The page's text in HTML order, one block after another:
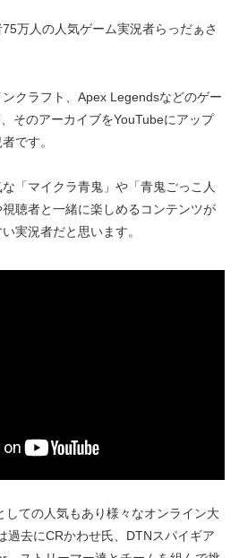
万人の人気ゲーム実況者らっだぁさ
クラフト、Apex Legendsなどのゲー
そのアーカイブをYouTubeにアップ
です。
「マイクラ青鬼」や「青鬼ごっこ人
聴者と一緒に楽しめるコンテンツが
実況者だと思います。
しての人気もあり様々なオンライン大
過去にCRかわせ氏、DTNスパイギア